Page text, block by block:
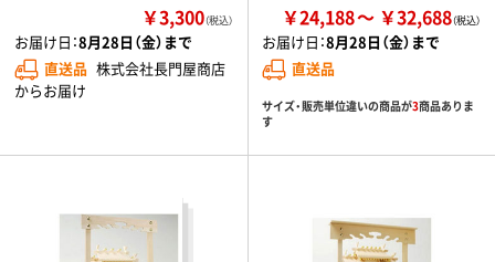
￥3,300（税込）
お届け日：8月28日（金）まで
直送品 株式会社長門屋商店
からお届け
￥24,188 ￥32,688
お届け日：8月28日（金）まで
直送品
サイズ・販売単位違いの商品が3商品ありま
す